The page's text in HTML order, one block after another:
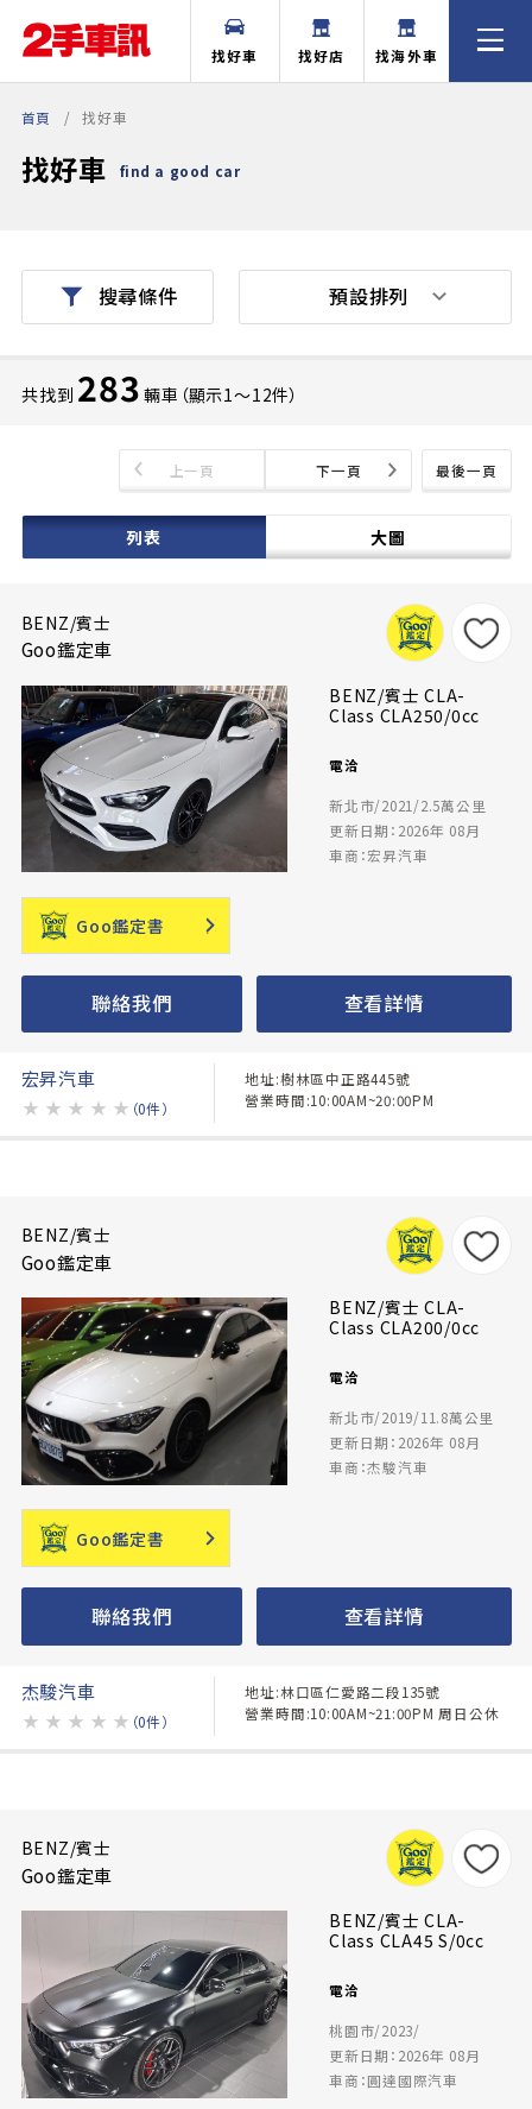
找好車 找好店 找海外車
首頁 找好車
找好車 find a good car
搜尋條件
共找到 283 輛車（顯示1〜12件）
最後一頁
上一頁 下一頁
列表 大圖
預設排列
BENZ/賓士
Goo鑑定車
BENZ/賓士 CLA-
Class CLA250/0cc
電洽
新北市/2021/2.5萬公里
更新日期：2026年 08月
車商：宏昇汽車
Goo鑑定書
聯絡我們 查看詳情
宏昇汽車
★ ★ ★ ★ ★ （0件）
地址:樹林區中正路445號
營業時間:10:00AM~20:00PM
BENZ/賓士
Goo鑑定車
BENZ/賓士 CLA-
Class CLA200/0cc
電洽
新北市/2019/11.8萬公里
更新日期：2026年 08月
車商：杰駿汽車
Goo鑑定書
聯絡我們 查看詳情
杰駿汽車
★ ★ ★ ★ ★ （0件）
地址:林口區仁愛路二段135號
營業時間:10:00AM~21:00PM 周日公休
BENZ/賓士
Goo鑑定車
BENZ/賓士 CLA-
Class CLA45 S/0cc
電洽
桃園市/2023/
更新日期：2026年 08月
車商：圓達國際汽車